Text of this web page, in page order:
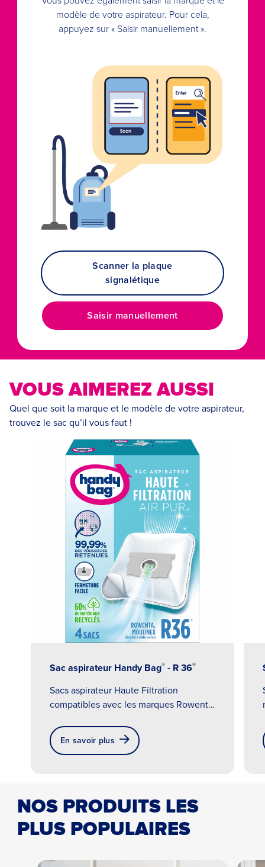
modèle de votre aspirateur. Pour cela,
appuyez sur « Saisir manuellement ».
Scanner la plaque
signalétique
Saisir manuellement
VOUS AIMEREZ AUSSI
Quel que soit la marque et le modèle de votre aspirateur,
trouvez le sac qu’il vous faut !
Sac aspirateur Handy Bag® - R 36®
Sacs aspirateur Haute Filtration
compatibles avec les marques Rowenta
En savoir plus
NOS PRODUITS LES
PLUS POPULAIRES